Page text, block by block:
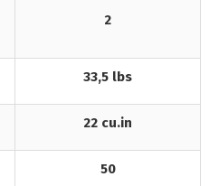
2
33,5 lbs
22 cu.in
50